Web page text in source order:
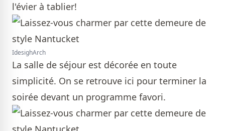
l'évier à tablier!
IdesighArch
La salle de séjour est décorée en toute
simplicité. On se retrouve ici pour terminer la
soirée devant un programme favori.